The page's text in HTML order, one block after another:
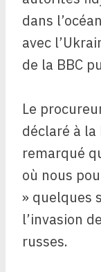
dans
avec
de la BBC
Le
déclaré à
remarqué
où nous
» quelques
l’invasion
russes.